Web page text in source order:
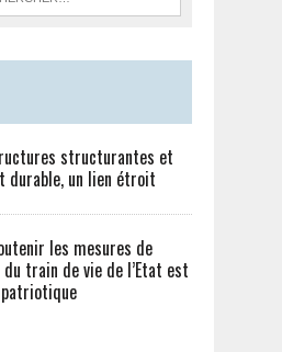
structurantes et
durable, un lien étroit
les mesures de
train de vie de l’Etat est